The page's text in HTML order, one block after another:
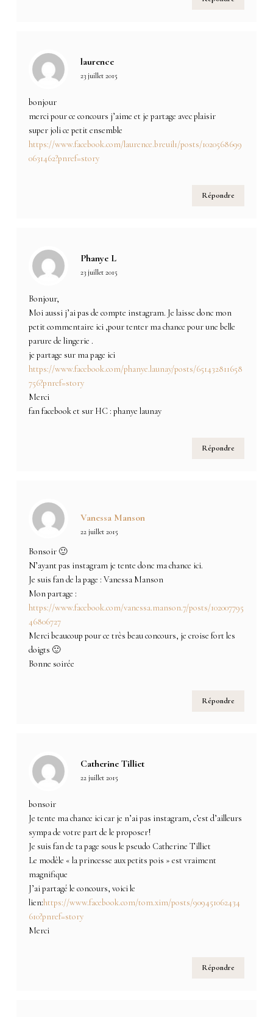
laurence
23 juillet 2015
bonjour
merci pour ce concours j’aime et je partage avec plaisir
super joli ce petit ensemble
https://www.facebook.com/laurence.breuil1/posts/1020568699
0631462?pnref=story
Répondre
Phanye L
23 juillet 2015
Bonjour,
Moi aussi j’ai pas de compte instagram. Je laisse donc mon
petit commentaire ici ,pour tenter ma chance pour une belle
parure de lingerie .
je partage sur ma page ici
https://www.facebook.com/phanye.launay/posts/651432811658
756?pnref=story
Merci
fan facebook et sur HC : phanye launay
Répondre
Vanessa Manson
22 juillet 2015
Bonsoir 🙂
N’ayant pas instagram je tente donc ma chance ici.
Je suis fan de la page : Vanessa Manson
Mon partage :
https://www.facebook.com/vanessa.manson.7/posts/102007795
46806727
Merci beaucoup pour ce très beau concours, je croise fort les
doigts 🙂
Bonne soirée
Répondre
Catherine Tilliet
22 juillet 2015
bonsoir
Je tente ma chance ici car je n’ai pas instagram, c’est d’ailleurs
sympa de votre part de le proposer!
Je suis fan de ta page sous le pseudo Catherine Tilliet
Le modèle « la princesse aux petits pois » est vraiment
magnifique
J’ai partagé le concours, voici le
lien:https://www.facebook.com/tom.xim/posts/909451062434
610?pnref=story
Merci
Répondre